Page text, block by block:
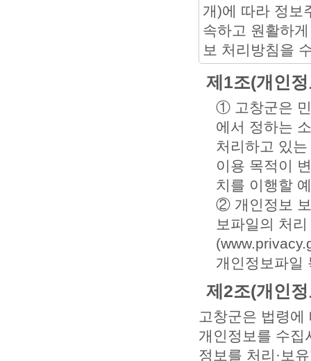
개)에 따라 정보
속하고 원활하
보 처리방침을
제1조(개인
① 고창군은
에서 정하는
처리하고 있
이용 목적이
치를 이행할
② 개인정보 보
보파일의 처
개인정보파일
제2조(개인
고창군은 법령에
개인정보를 수집
정보를 처리·보